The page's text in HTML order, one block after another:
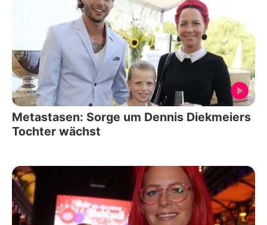
Metastasen: Sorge um Dennis Diekmeiers
Tochter wächst